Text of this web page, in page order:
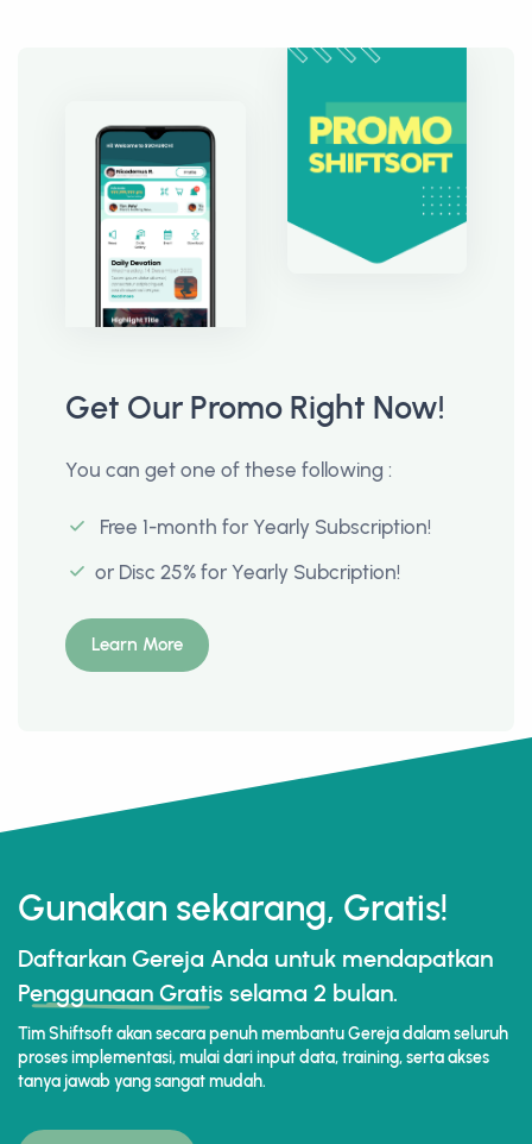
Get Our Promo Right Now!
You can get one of these following :
Free 1-month for Yearly Subscription!
or Disc 25% for Yearly Subcription!
Learn More
Gunakan sekarang, Gratis!
Daftarkan Gereja Anda untuk mendapatkan
Penggunaan Gratis selama 2 bulan.
Tim Shiftsoft akan secara penuh membantu Gereja dalam seluruh
proses implementasi, mulai dari input data, training, serta akses
tanya jawab yang sangat mudah.